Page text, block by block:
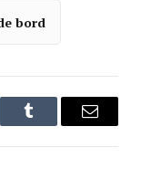
bord
Tumblr